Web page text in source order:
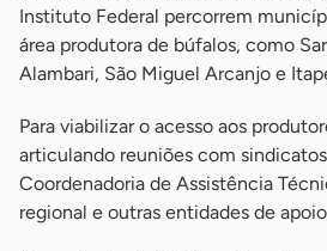
Instituto Federal percorrem
área produtora de búfalos, como
Alambari, São Miguel Arcanjo e
Para viabilizar o acesso aos
articulando reuniões com
Coordenadoria de Assistência
regional e outras entidades de